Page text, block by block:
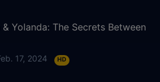
& Yolanda: The Secrets Between
17, 2024 HD